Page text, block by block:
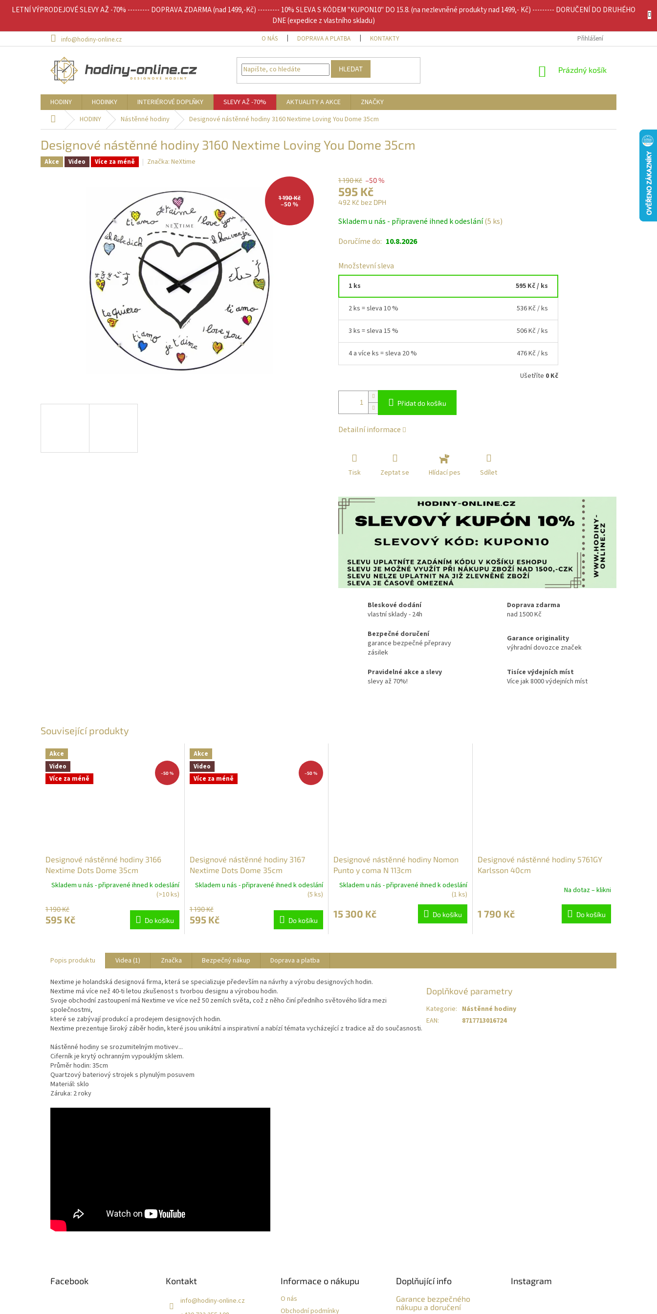
LETNÍ VÝPRODEJOVÉ SLEVY AŽ -70% --------- DOPRAVA ZDARMA (nad 1499,-Kč) --------- 10% SLEVA S KÓDEM "KUPON10" DO 15.8. (na nezlevněné produkty nad 1499,- Kč) --------- DORUČENÍ DO DRUHÉHO
DNE (expedice z vlastního skladu)
info@hodiny-online.cz O NÁS DOPRAVA A PLATBA KONTAKTY Přihlášení
HLEDAT
NÁKUPNÍ
Prázdný košík
HODINY HODINKY INTERIÉROVÉ DOPLŇKY SLEVY AŽ -70% AKTUALITY A AKCE
ZNAČKY
Domů HODINY Nástěnné hodiny Designové nástěnné hodiny 3160 Nextime Loving You Dome 35cm
Designové nástěnné hodiny 3160 Nextime Loving You Dome 35cm
Akce Video Více za méně Značka: NeXtime
1 190 Kč
–50 %
1 190 Kč –50 %
595 Kč
492 Kč bez DPH
cena:
Skladem u nás - připravené ihned k odeslání(5 ks)
Doručíme do: 10.8.2026
Množstevní sleva
1 ks 595 Kč/ ks
2 ks = sleva 10 % 536 Kč / ks
3 ks = sleva 15 % 506 Kč / ks
4 a více ks = sleva 20 % 476 Kč / ks
Ušetříte 0 Kč
Přidat do košíku
Detailní informace
Tisk Zeptat se Hlídací pes Sdílet
Bleskové dodání
vlastní sklady - 24h
Doprava zdarma
nad 1500 Kč
Bezpečné doručení
garance bezpečné přepravy
zásilek
Garance originality
výhradní dovozce značek
Pravidelné akce a slevy
slevy až 70%!
Tisíce výdejních míst
Více jak 8000 výdejních míst
Související produkty
Akce
Video
Více za méně
–50 %
Designové nástěnné hodiny 3166
Nextime Dots Dome 35cm
Skladem u nás - připravené ihned k odeslání
(>10 ks)
1 190 Kč
595 Kč Do košíku
Akce
Video
Více za méně
–50 %
Designové nástěnné hodiny 3167
Nextime Dots Dome 35cm
Skladem u nás - připravené ihned k odeslání
(5 ks)
1 190 Kč
595 Kč Do košíku
Designové nástěnné hodiny Nomon
Punto y coma N 113cm
Skladem u nás - připravené ihned k odeslání
(1 ks)
15 300 Kč Do košíku
Designové nástěnné hodiny 5761GY
Karlsson 40cm
Na dotaz – klikni
1 790 Kč Do košíku
Popis produktu Videa (1) Značka Bezpečný nákup Doprava a platba
Nextime je holandská designová firma, která se specializuje především na návrhy a výrobu designových hodin.
Nextime má více než 40-ti letou zkušenost s tvorbou designu a výrobou hodin.
Svoje obchodní zastoupení má Nextime ve více než 50 zemích světa, což z něho činí předního světového lídra mezi
společnostmi,
které se zabývají produkcí a prodejem designových hodin.
Nextime prezentuje široký záběr hodin, které jsou unikátní a inspirativní a nabízí témata vycházející z tradice až do současnosti.
Nástěnné hodiny se srozumitelným motivev...
Ciferník je krytý ochranným vypouklým sklem.
Průměr hodin: 35cm
Quartzový bateriový strojek s plynulým posuvem
Materiál: sklo
Záruka: 2 roky
Doplňkové parametry
Kategorie: Nástěnné hodiny
EAN: 8717713016724
Facebook Kontakt
info@hodiny-online.cz
Informace o nákupu
O nás
Obchodní podmínky
Doplňující info
Garance bezpečného
nákupu a doručení
Instagram